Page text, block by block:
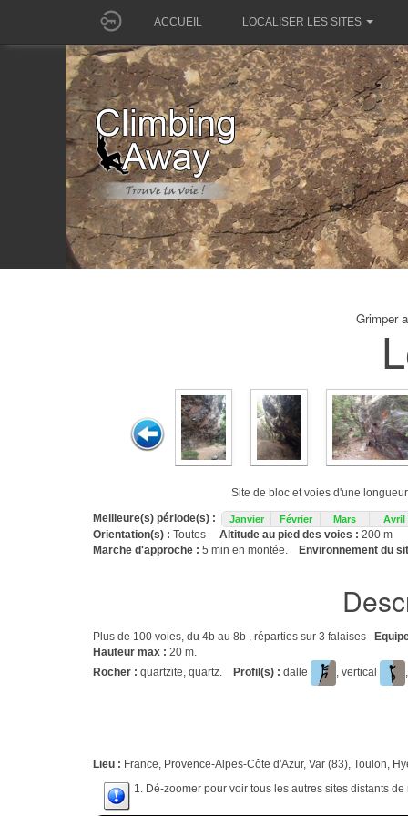
ACCUEIL LOCALISER LES SITES
Grimper
Site de bloc et voies d'une
Meilleure(s) période(s) : Janvier Février Mars Avril
Orientation(s) : Toutes Altitude au pied des voies : 200 m
Marche d'approche : 5 min en montée. Environnement du
Plus de 100 voies, du 4b au 8b , réparties sur 3 falaises
Hauteur max : 20 m.
Rocher : quartzite, quartz. Profil(s) : dalle , vertical
Lieu : France, Provence-Alpes-Côte d'Azur, Var (83), Toulon,
1. Dé-zoomer pour voir tous les autres sites distants